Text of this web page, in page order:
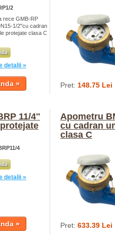
2
rece GMB-RP
1/2"cu cadran
protejate clasa C
detalii »
Pret: 148.75 Lei
11/4''
4
detalii »
Apometru
cu cadran
clasa C
Pret: 633.39 Lei